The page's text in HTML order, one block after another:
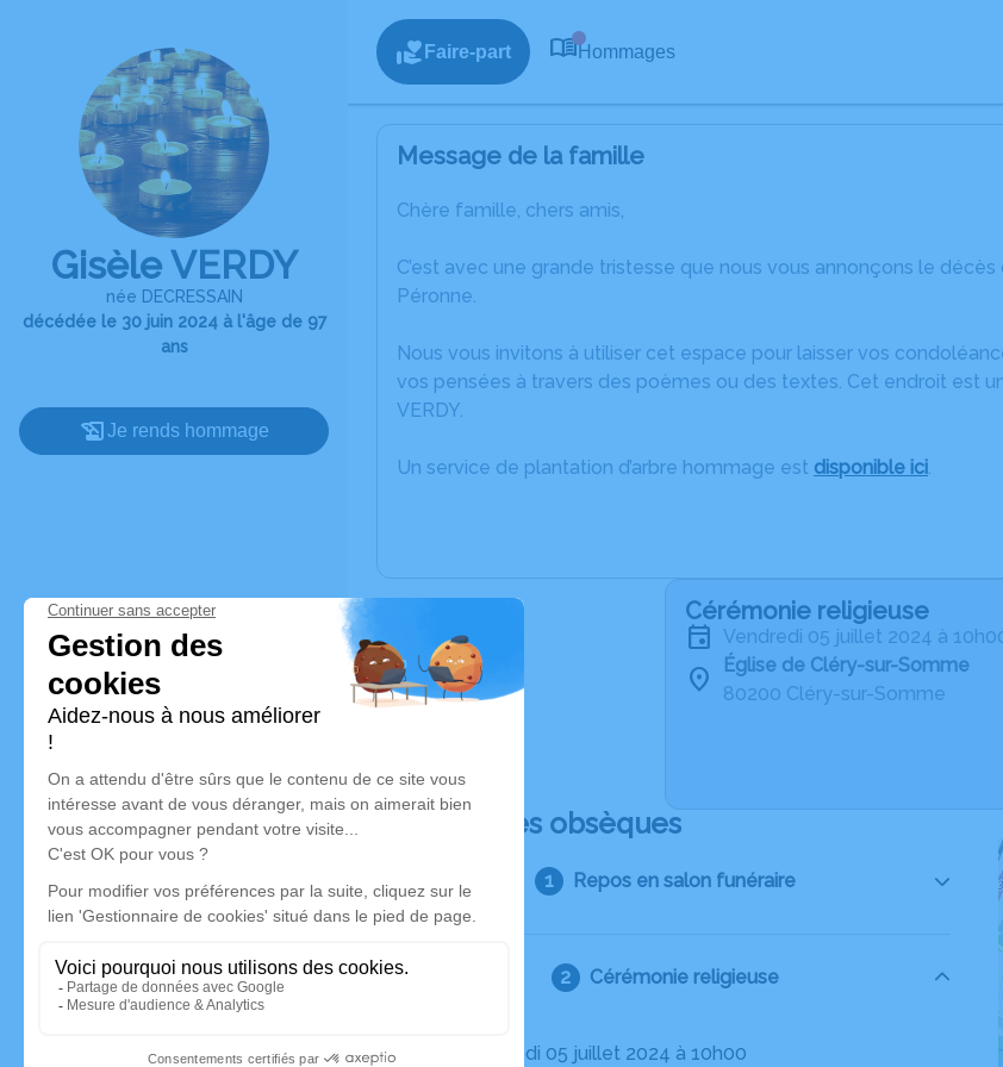
Gisèle VERDY
née DECRESSAIN
décédée le 30 juin 2024 à l'âge de 97
ans
Je rends hommage
Faire-part Hommages
Message de la famille
Chère famille, chers amis,
C’est avec une grande tristesse que nous vous annonçons le
Péronne.
Nous vous invitons à utiliser cet espace pour laisser vos
vos pensées à travers des poèmes ou des textes. Cet endroit est
VERDY.
Un service de plantation d’arbre hommage est disponible ici.
Cérémonie religieuse
vendredi 05 juillet 2024 à
Église de Cléry-sur-Somme
80200 Cléry-sur-Somme
Déroulé des obsèques
Repos en salon funéraire
Cérémonie religieuse
Le vendredi 05 juillet 2024 à 10h00